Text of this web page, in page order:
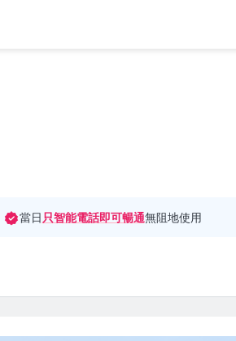
當日 只智能電話即可暢通無阻地使用